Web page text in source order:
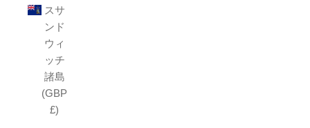
スサ
ンド
ウィ
ッチ
諸島
(GBP
£)